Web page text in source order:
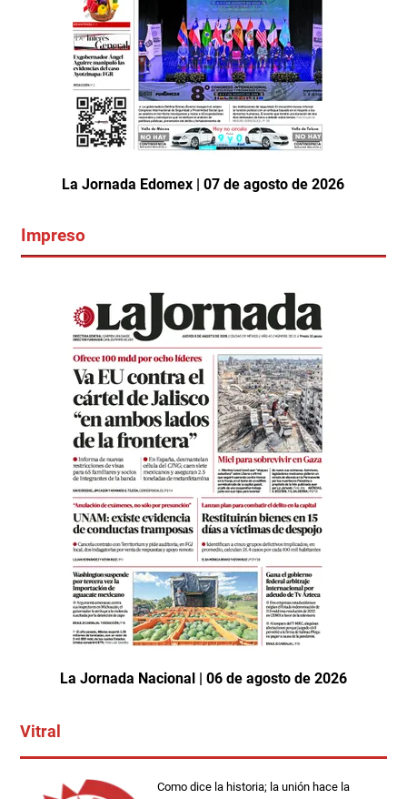
La Jornada Edomex | 07 de agosto de 2026
Impreso
La Jornada Nacional | 06 de agosto de 2026
Vitral
Como dice la historia; la unión hace la